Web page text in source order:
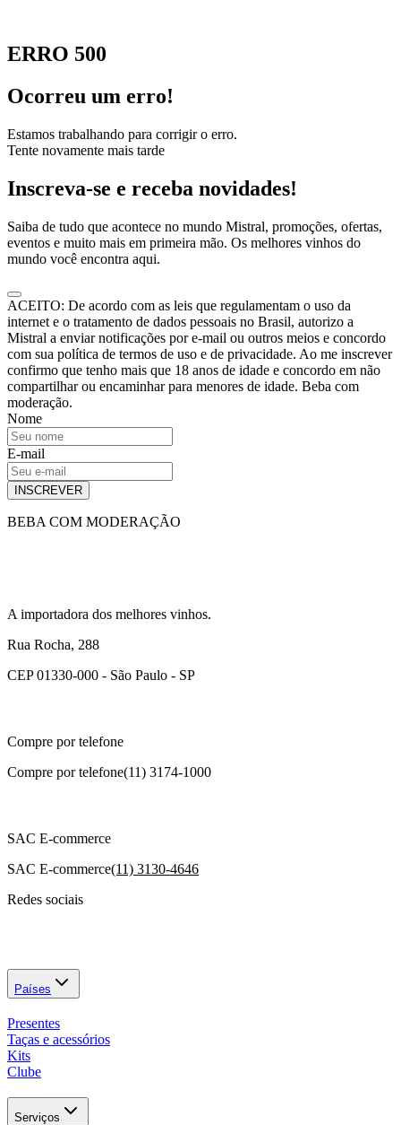
ERRO 500
Ocorreu um erro!
Estamos trabalhando para corrigir o erro.
Tente novamente mais tarde
Inscreva-se e receba novidades!
Saiba de tudo que acontece no mundo Mistral, promoções, ofertas,
eventos e muito mais em primeira mão. Os melhores vinhos do
mundo você encontra aqui.
ACEITO: De acordo com as leis que regulamentam o uso da
internet e o tratamento de dados pessoais no Brasil, autorizo a
Mistral a enviar notificações por e-mail ou outros meios e concordo
com sua política de termos de uso e de privacidade. Ao me inscrever
confirmo que tenho mais que 18 anos de idade e concordo em não
compartilhar ou encaminhar para menores de idade. Beba com
moderação.
Nome
E-mail
INSCREVER
BEBA COM MODERAÇÃO
A importadora dos melhores vinhos.
Rua Rocha, 288
CEP 01330-000 - São Paulo - SP
Compre por telefone
Compre por telefone(11) 3174-1000
SAC E-commerce
SAC E-commerce(11) 3130-4646
Redes sociais
Países
Presentes
Taças e acessórios
Kits
Clube
Serviços